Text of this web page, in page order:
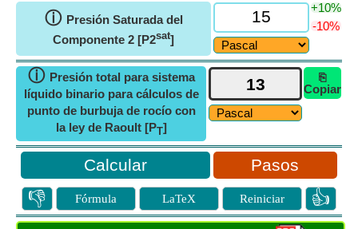
ⓘ Presión Saturada del
Componente 2 [P2sat]
+10%
-10%
ⓘ Presión total para sistema
líquido binario para cálculos de
punto de burbuja de rocío con
la ley de Raoult [PT]
⎘
Copiar
Pasos
👎 Fórmula LaTeX Reiniciar 👍